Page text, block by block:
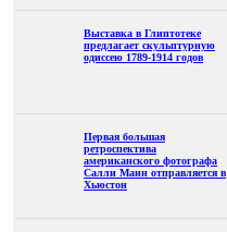
Выставка в Глиптотеке
предлагает скульптурную
одиссею 1789-1914 годов
Первая большая
ретроспектива
американского фотографа
Салли Манн отправляется в
Хьюстон